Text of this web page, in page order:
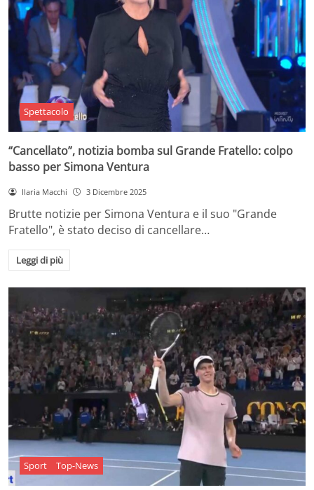
Spettacolo
“Cancellato”, notizia bomba sul Grande Fratello: colpo
basso per Simona Ventura
Ilaria Macchi 3 Dicembre 2025
Brutte notizie per Simona Ventura e il suo "Grande
Fratello", è stato deciso di cancellare…
Leggi di più
Sport Top-News